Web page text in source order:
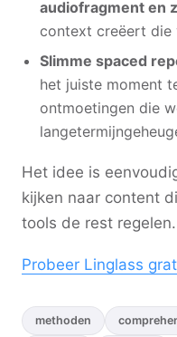
audiofragment en
context creëert die
Slimme spaced
het juiste moment
ontmoetingen die
Het idee is
kijken naar content
tools de rest regelen.
Probeer Linglass
methoden